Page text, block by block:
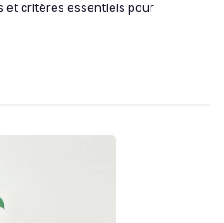
et critères essentiels pour